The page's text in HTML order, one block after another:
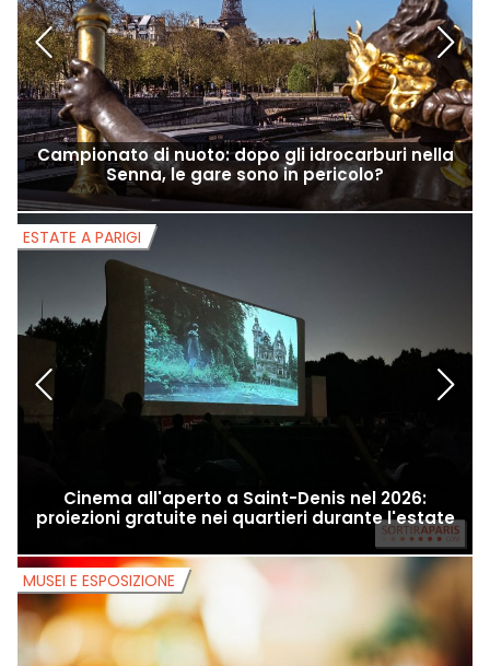
Campionato di nuoto: dopo gli idrocarburi nella
Senna, le gare sono in pericolo?
Cinema all'aperto a Saint-Denis nel 2026:
proiezioni gratuite nei quartieri durante l'estate
ESTATE A PARIGI